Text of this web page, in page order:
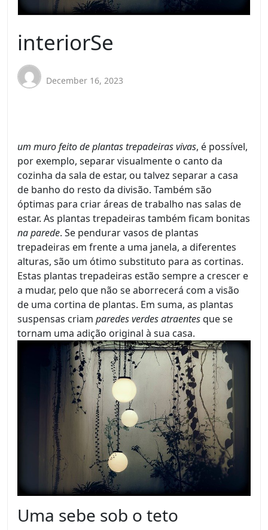
interiorSe
December 16, 2023
um muro feito de plantas trepadeiras vivas, é possível,
por exemplo, separar visualmente o canto da
cozinha da sala de estar, ou talvez separar a casa
de banho do resto da divisão. Também são
óptimas para criar áreas de trabalho nas salas de
estar. As plantas trepadeiras também ficam bonitas
na parede. Se pendurar vasos de plantas
trepadeiras em frente a uma janela, a diferentes
alturas, são um ótimo substituto para as cortinas.
Estas plantas trepadeiras estão sempre a crescer e
a mudar, pelo que não se aborrecerá com a visão
de uma cortina de plantas. Em suma, as plantas
suspensas criam paredes verdes atraentesque se
tornam uma adição original à sua casa.
Uma sebe sob o teto